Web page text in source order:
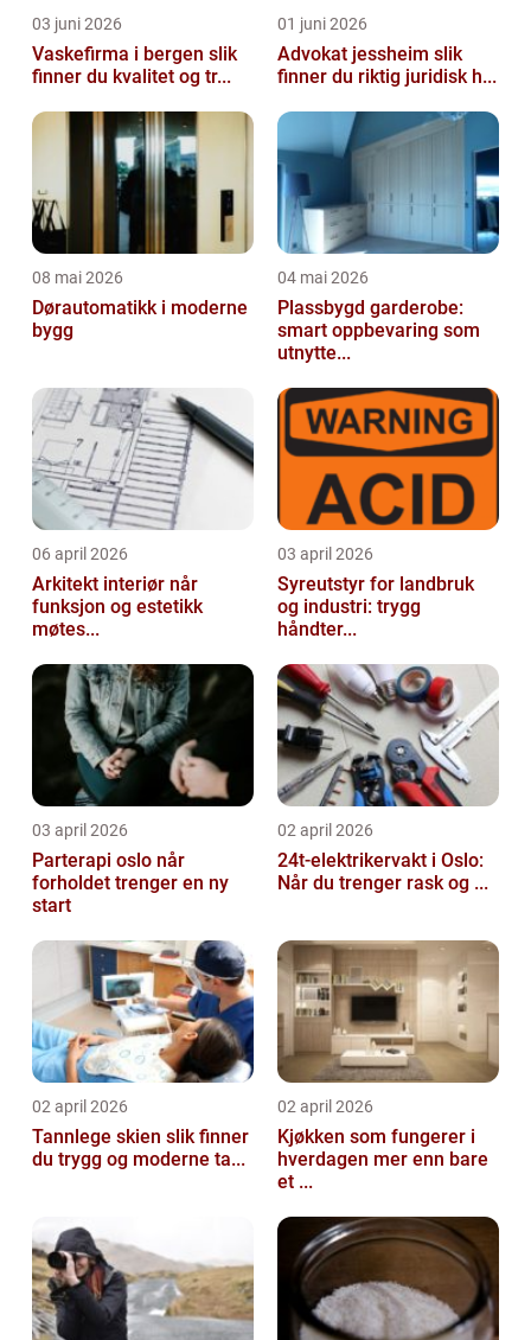
03 juni 2026
Vaskefirma i bergen slik
finner du kvalitet og tr...
01 juni 2026
Advokat jessheim slik
finner du riktig juridisk h...
08 mai 2026
Dørautomatikk i moderne
bygg
04 mai 2026
Plassbygd garderobe:
smart oppbevaring som
utnytte...
06 april 2026
Arkitekt interiør når
funksjon og estetikk
møtes...
03 april 2026
Syreutstyr for landbruk
og industri: trygg
håndter...
03 april 2026
Parterapi oslo når
forholdet trenger en ny
start
02 april 2026
24t-elektrikervakt i Oslo:
Når du trenger rask og ...
02 april 2026
Tannlege skien slik finner
du trygg og moderne ta...
02 april 2026
Kjøkken som fungerer i
hverdagen mer enn bare
et ...